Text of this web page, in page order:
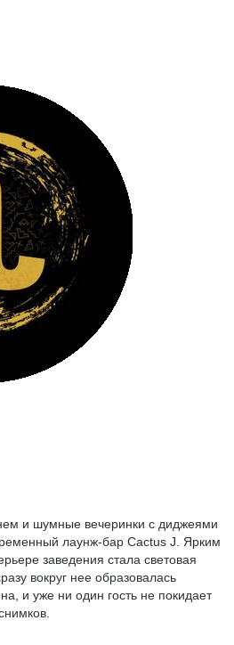
и шумные вечеринки с диджеями
лаунж-бар Cactus J. Ярким
заведения стала световая
вокруг нее образовалась
и уже ни один гость не покидает